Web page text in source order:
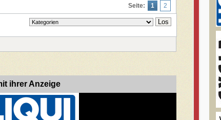
Seite: 1 2
ihrer Anzeige